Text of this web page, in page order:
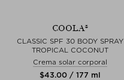
COOLA®
CLASSIC SPF 30 BODY SPRAY
TROPICAL COCONUT
Crema solar corporal
$‌43.00 / 177 ml